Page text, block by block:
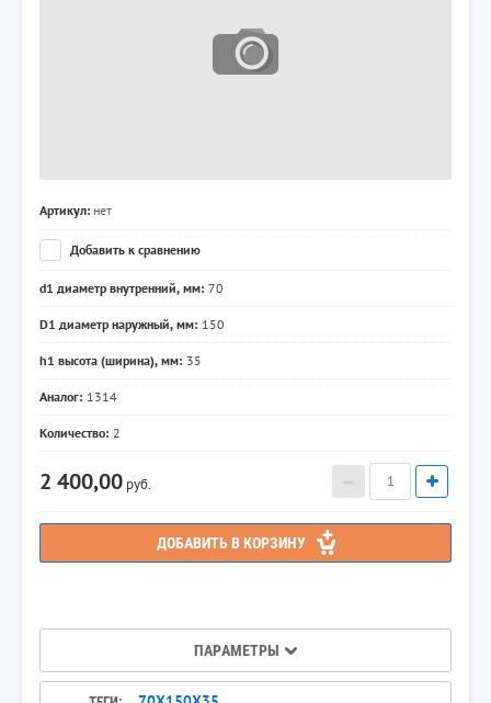
Артикул: нет
Добавить к сравнению
d1 диаметр внутренний, мм: 70
D1 диаметр наружный, мм: 150
h1 высота (ширина), мм: 35
Аналог: 1314
Количество: 2
2 400,00 руб.
ДОБАВИТЬ В КОРЗИНУ
ПАРАМЕТРЫ